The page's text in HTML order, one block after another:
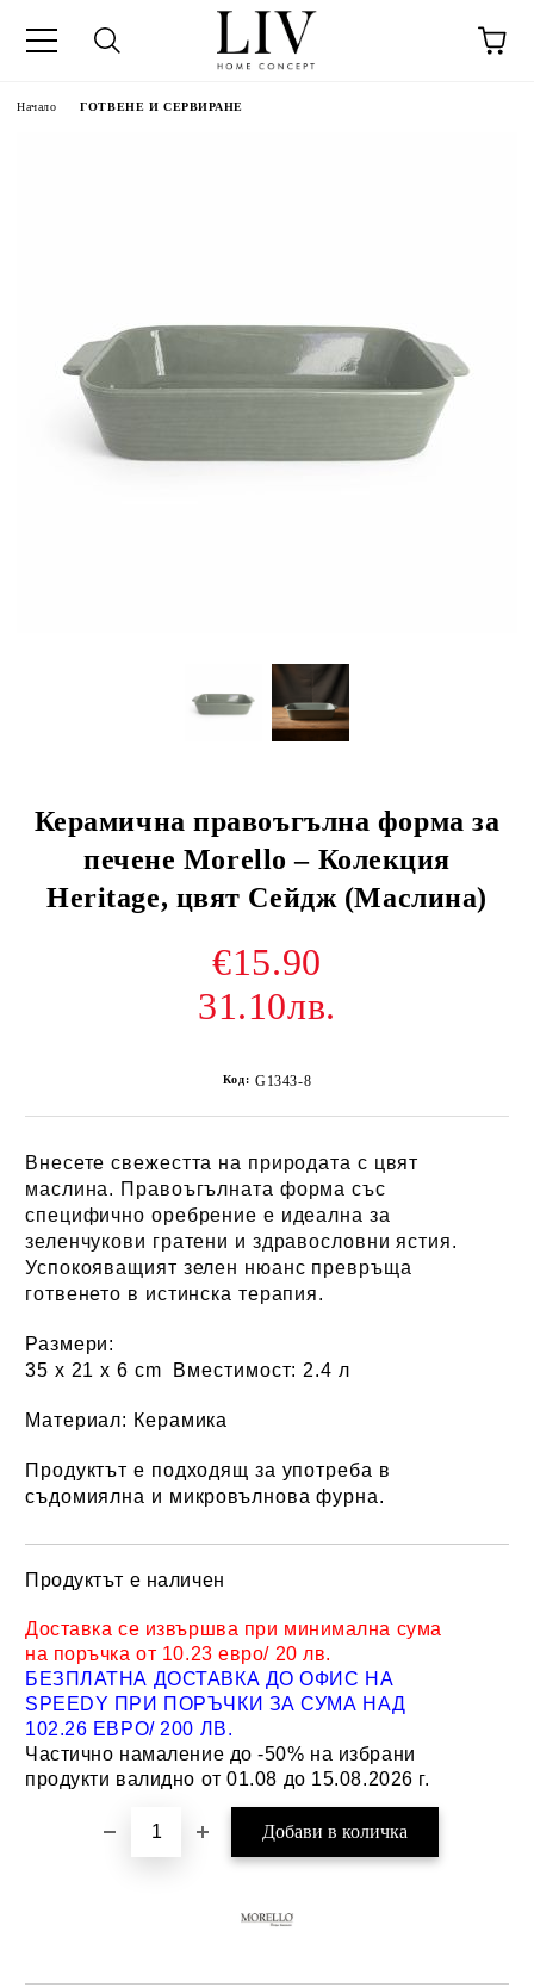
Начало ГОТВЕНЕ И СЕРВИРАНЕ
Керамична правоъгълна форма за
печене Morello – Колекция
Heritage, цвят Сейдж (Маслина)
€15.90
31.10лв.
Код: G1343-8
Внесете свежестта на природата с цвят
маслина. Правоъгълната форма със
специфично оребрение е идеална за
зеленчукови гратени и здравословни ястия.
Успокояващият зелен нюанс превръща
готвенето в истинска терапия.
Размери:
35 x 21 х 6 cm Вместимост: 2.4 л
Материал: Керамика
Продуктът е подходящ за употреба в
съдомиялна и микровълнова фурна.
Продуктът е наличен
Доставка се извършва при минимална сума
на поръчка от 10.23 евро/ 20 лв.
БЕЗПЛАТНА ДОСТАВКА ДО ОФИС НА
SPEEDY ПРИ ПОРЪЧКИ ЗА СУМА НАД
102.26 ЕВРО/ 200 ЛВ.
Частично намаление до -50% на избрани
продукти валидно от 01.08 до 15.08.2026 г.